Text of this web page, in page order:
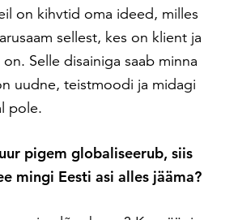
on kihvtid oma ideed, milles
sellest, kes on klient ja
Selle disainiga saab minna
uudne, teistmoodi ja midagi
pole.
pigem globaliseerub, siis
mingi Eesti asi alles jääma?